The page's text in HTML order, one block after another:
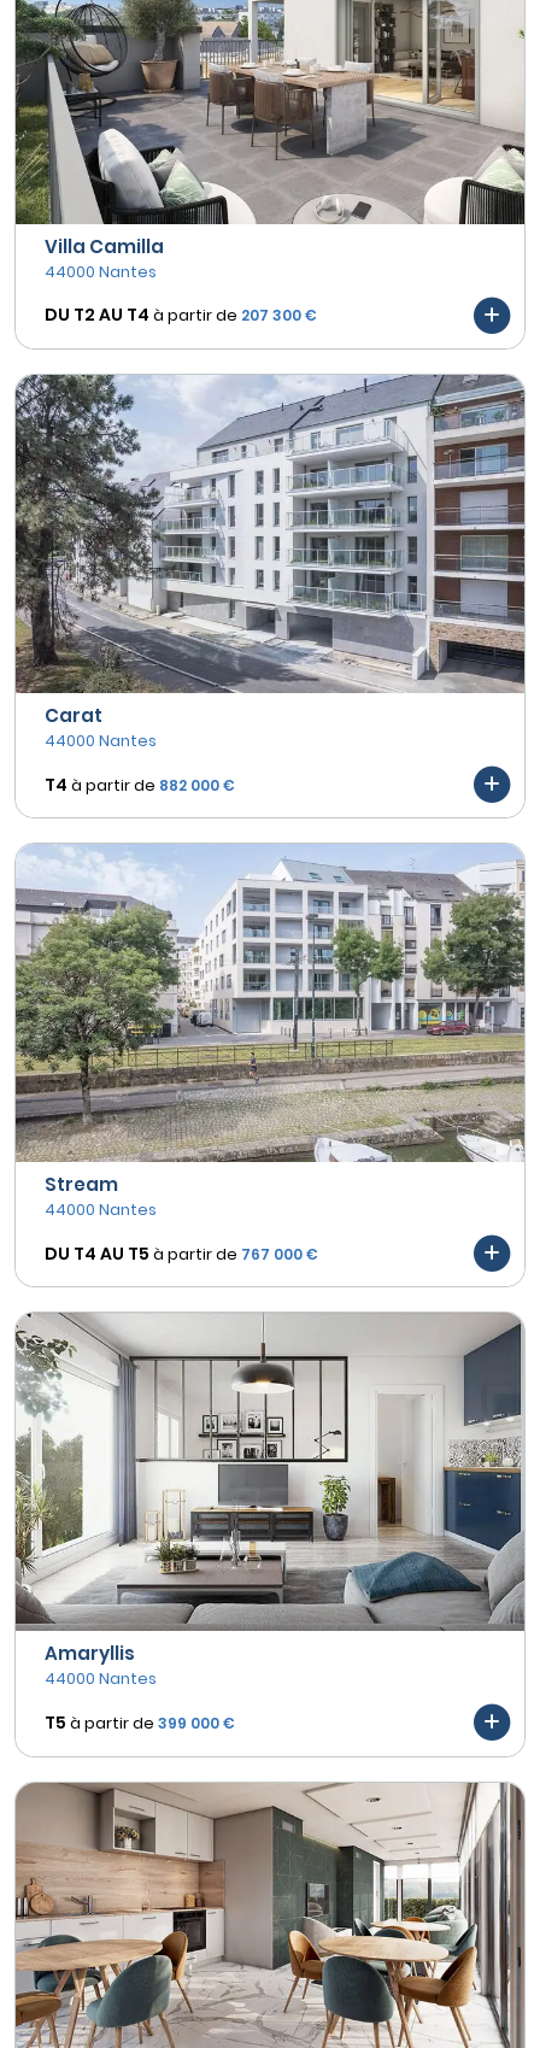
Villa Camilla
44000 Nantes
DU T2 AU T4 à partir de 207 300 €
Carat
44000 Nantes
T4 à partir de 882 000 €
Stream
44000 Nantes
DU T4 AU T5 à partir de 767 000 €
Amaryllis
44000 Nantes
T5 à partir de 399 000 €